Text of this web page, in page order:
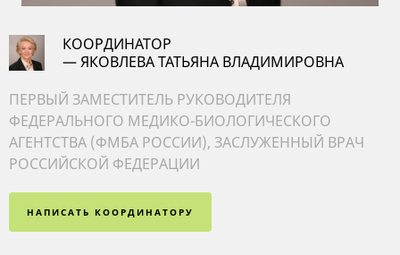
КООРДИНАТОР
— ЯКОВЛЕВА ТАТЬЯНА ВЛАДИМИРОВНА
ПЕРВЫЙ ЗАМЕСТИТЕЛЬ РУКОВОДИТЕЛЯ
ФЕДЕРАЛЬНОГО МЕДИКО-БИОЛОГИЧЕСКОГО
АГЕНТСТВА (ФМБА РОССИИ), ЗАСЛУЖЕННЫЙ ВРАЧ
РОССИЙСКОЙ ФЕДЕРАЦИИ
НАПИСАТЬ КООРДИНАТОРУ